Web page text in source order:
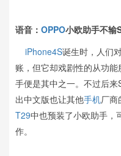
语音： OPPO小欧助手不输
iPhone4S诞生时，人们
账，但它却戏剧性的从功
手便是其中之一。不过后
出中文版也让其他手机厂商
T29中也预装了小欧助手，
作。